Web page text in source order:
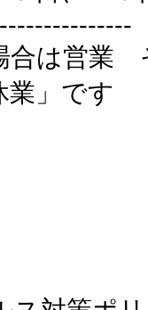
合は営業
」です